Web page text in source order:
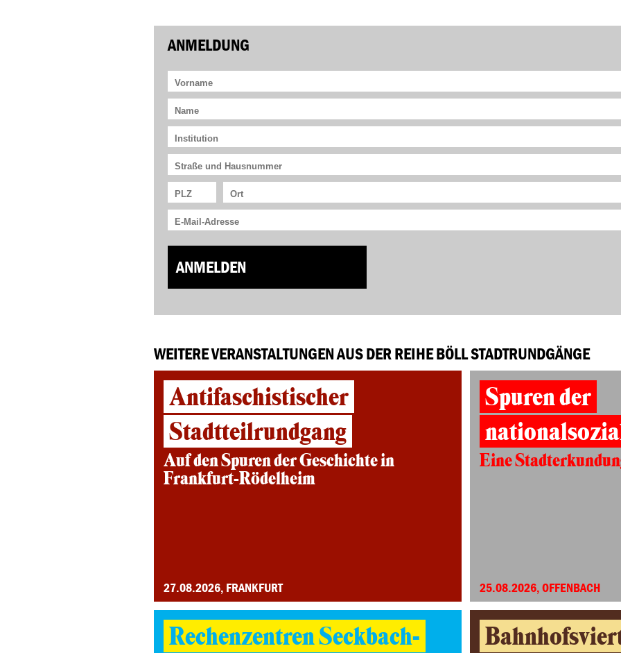
ANMELDUNG
ANMELDEN
WEITERE VERANSTALTUNGEN AUS DER REIHE BÖLL STADTRUNDGÄNGE
Antifaschistischer
Stadtteilrundgang
Auf den Spuren der Geschichte in
Frankfurt-Rödelheim
27.08.2026, FRANKFURT
Spuren der
Eine
25.08.2026, OFFENBACH
Rechenzentren Seckbach-